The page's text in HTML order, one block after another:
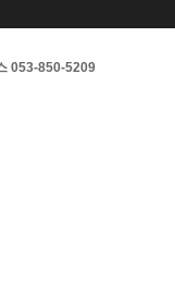
053-850-5209